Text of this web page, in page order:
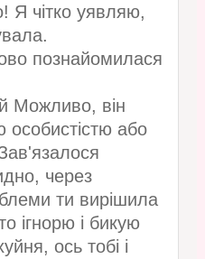
Я чітко уявляю,
познайомилася
Можливо, він
особистістю або
через
ти вирішила
ігнорю і бикую
ось тобі і